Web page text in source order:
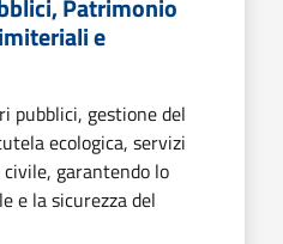
e
pubblici, gestione del
ecologica, servizi
garantendo lo
e la sicurezza del